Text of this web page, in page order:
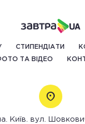
СТИПЕНДІАТИ
ТА ВІДЕО
Київ. вул.